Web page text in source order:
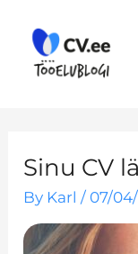
content
Sinu CV
By Karl/ 07/